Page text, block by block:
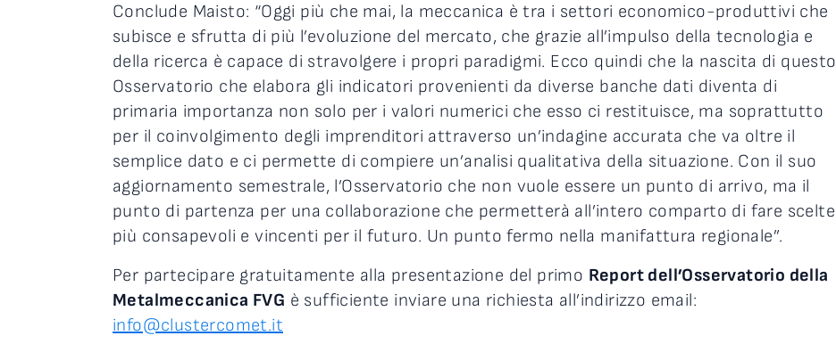
Conclude Maisto: “Oggi più che mai, la meccanica è tra i settori economico-produttivi che
subisce e sfrutta di più l’evoluzione del mercato, che grazie all’impulso della tecnologia e
della ricerca è capace di stravolgere i propri paradigmi. Ecco quindi che la nascita di questo
Osservatorio che elabora gli indicatori provenienti da diverse banche dati diventa di
primaria importanza non solo per i valori numerici che esso ci restituisce, ma soprattutto
per il coinvolgimento degli imprenditori attraverso un’indagine accurata che va oltre il
semplice dato e ci permette di compiere un’analisi qualitativa della situazione. Con il suo
aggiornamento semestrale, l’Osservatorio che non vuole essere un punto di arrivo, ma il
punto di partenza per una collaborazione che permetterà all’intero comparto di fare scelte
più consapevoli e vincenti per il futuro. Un punto fermo nella manifattura regionale”.
Per partecipare gratuitamente alla presentazione del primo Report dell’Osservatorio della
Metalmeccanica FVG è sufficiente inviare una richiesta all’indirizzo email:
info@clustercomet.it